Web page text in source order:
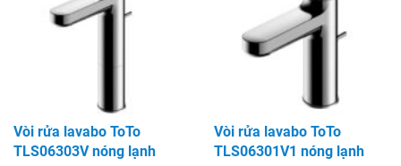
Vòi rửa lavabo ToTo
TLS06303V nóng lạnh
Vòi rửa lavabo ToTo
TLS06301V1 nóng lạnh